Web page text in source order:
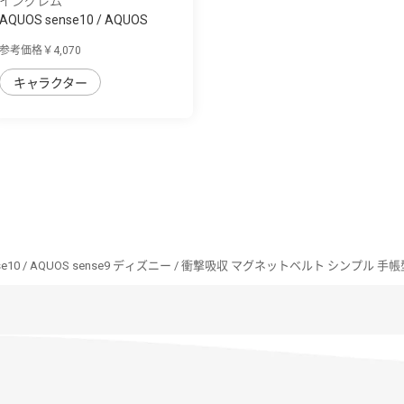
AQUOS sense10 / AQUOS
参考価格￥4,070
キャラクター
/ AQUOS sense9 ディズニー / 衝撃吸収 マグネットベルト シンプル 手帳